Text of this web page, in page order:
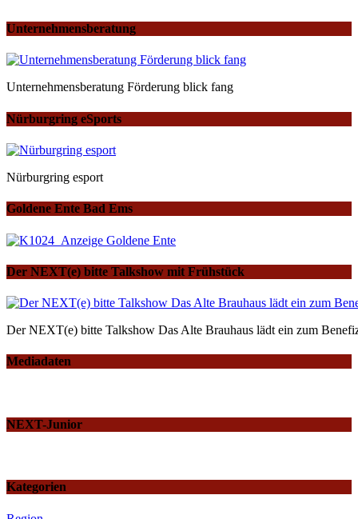
Unternehmensberatung
Unternehmensberatung Förderung blick fang
Nürburgring eSports
Nürburgring esport
Goldene Ente Bad Ems
Der NEXT(e) bitte Talkshow mit Frühstück
Der NEXT(e) bitte Talkshow Das Alte Brauhaus lädt ein zum
Mediadaten
NEXT-Junior
Kategorien